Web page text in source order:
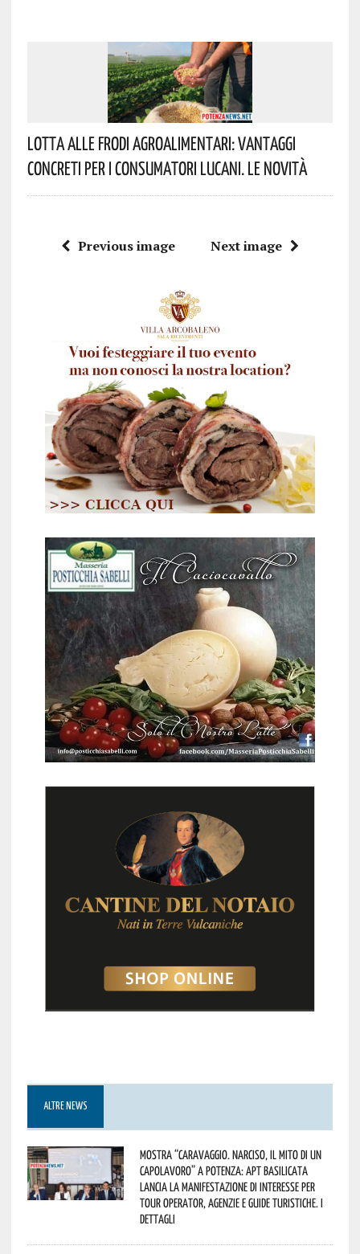
Lotta Alle Frodi Agroalimentari: Vantaggi
Concreti Per I Consumatori Lucani. Le Novità
Previous image Next image
ALTRE NEWS
Mostra “Caravaggio. Narciso, il mito di un
capolavoro” a Potenza: APT Basilicata
lancia la manifestazione di interesse per
Tour Operator, Agenzie e Guide Turistiche. I
dettagli